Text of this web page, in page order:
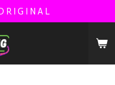
R I G I N A L